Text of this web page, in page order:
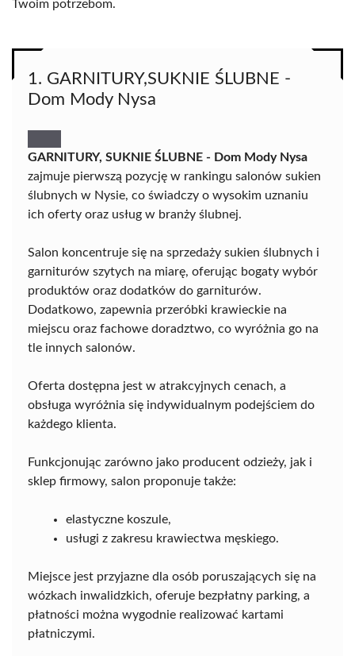
Twoim potrzebom.
1. GARNITURY,SUKNIE ŚLUBNE -
Dom Mody Nysa
GARNITURY, SUKNIE ŚLUBNE - Dom Mody Nysa
zajmuje pierwszą pozycję w rankingu salonów sukien
ślubnych w Nysie, co świadczy o wysokim uznaniu
ich oferty oraz usług w branży ślubnej.
Salon koncentruje się na sprzedaży sukien ślubnych i
garniturów szytych na miarę, oferując bogaty wybór
produktów oraz dodatków do garniturów.
Dodatkowo, zapewnia przeróbki krawieckie na
miejscu oraz fachowe doradztwo, co wyróżnia go na
tle innych salonów.
Oferta dostępna jest w atrakcyjnych cenach, a
obsługa wyróżnia się indywidualnym podejściem do
każdego klienta.
Funkcjonując zarówno jako producent odzieży, jak i
sklep firmowy, salon proponuje także:
elastyczne koszule,
usługi z zakresu krawiectwa męskiego.
Miejsce jest przyjazne dla osób poruszających się na
wózkach inwalidzkich, oferuje bezpłatny parking, a
płatności można wygodnie realizować kartami
płatniczymi.